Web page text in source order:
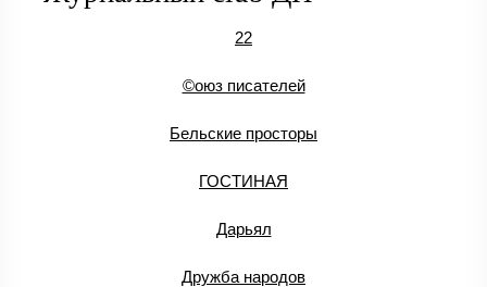
22
©оюз писателей
Бельские просторы
ГОСТИНАЯ
Дарьял
Дружба народов